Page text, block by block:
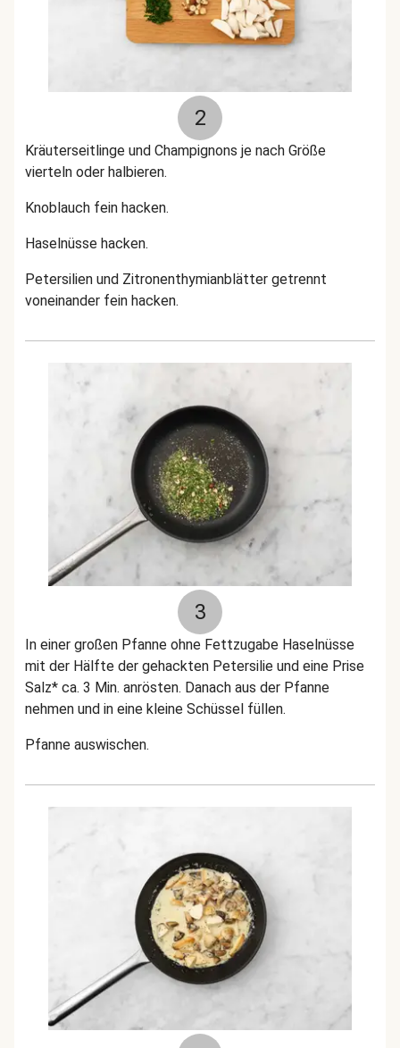
2
Kräuterseitlinge und Champignons je nach Größe
vierteln oder halbieren.
Knoblauch fein hacken.
Haselnüsse hacken.
Petersilien und Zitronenthymianblätter getrennt
voneinander fein hacken.
3
In einer großen Pfanne ohne Fettzugabe Haselnüsse
mit der Hälfte der gehackten Petersilie und eine Prise
Salz* ca. 3 Min. anrösten. Danach aus der Pfanne
nehmen und in eine kleine Schüssel füllen.
Pfanne auswischen.